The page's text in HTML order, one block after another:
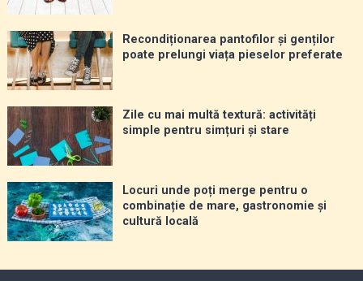
Recondiționarea pantofilor și genților
poate prelungi viața pieselor preferate
Zile cu mai multă textură: activități
simple pentru simțuri și stare
Locuri unde poți merge pentru o
combinație de mare, gastronomie și
cultură locală